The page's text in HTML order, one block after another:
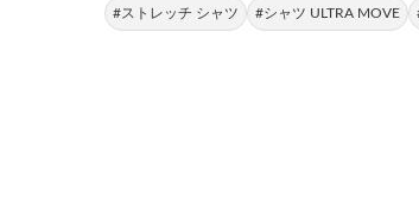
#ストレッチ シャツ #シャツ ULTRA MOVE